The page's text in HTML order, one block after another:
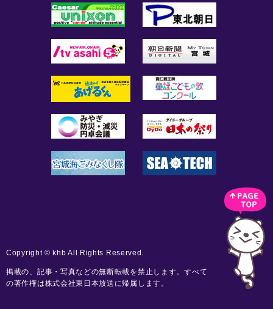
Copyright © khb All Rights Reserved.
掲載の、記事・写真などの無断転載を禁止します。すべて
の著作権は株式会社東日本放送に帰属します。